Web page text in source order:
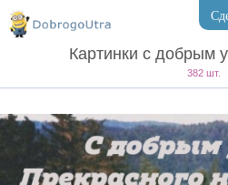
Картинки с добрым
382 шт.